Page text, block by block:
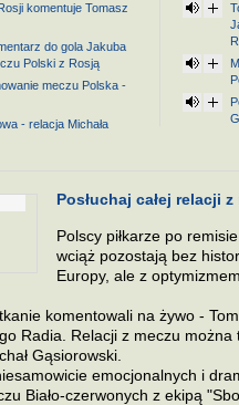
komentuje Tomasz
do gola Jakuba
Polski z Rosją
meczu Polska -
- relacja Michała
Posłuchaj całej relacji
Polscy piłkarze po
wciąż pozostają bez
Europy, ale z
komentowali na żywo -
Radia. Relacji z meczu można
Gąsiorowski.
emocjonalnych i
Biało-czerwonych z ekipą